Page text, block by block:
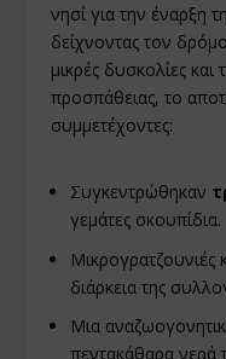
νησί για την έναρξη
δείχνοντας τον
μικρές δυσκολίες
προσπάθειας, το
συμμετέχοντες:
Συγκεντρώθηκαν
γεμάτες σκουπίδια.
Μικρογρατζουνιές
διάρκεια της
Μια
πεντακάθαρα νερά